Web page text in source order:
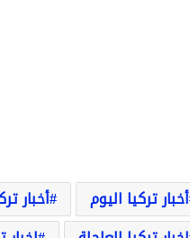
أخبار تركيا اليوم أخبار